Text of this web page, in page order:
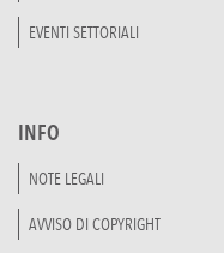
EVENTI SETTORIALI
INFO
NOTE LEGALI
AVVISO DI COPYRIGHT